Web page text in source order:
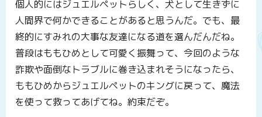
個人的にはジュエルペットらしく、犬として生きずに
人間界で何かできることがあると思うんだ。でも、最
終的にすみれの大事な友達になる道を選んだんだね。
普段はももひめとして可愛く振舞って、今回のような
詐欺や面倒なトラブルに巻き込まれそうになったら、
ももひめからジュエルペットのキングに戻って、魔法
を使って救ってあげてね。約束だぞ。